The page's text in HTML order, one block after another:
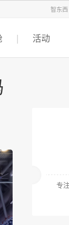
智东西
活动
专注